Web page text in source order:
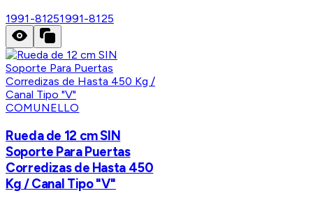
1991-81251991-8125
COMUNELLO
Rueda de 12 cm SIN
Soporte Para Puertas
Corredizas de Hasta 450
Kg / Canal Tipo "V"